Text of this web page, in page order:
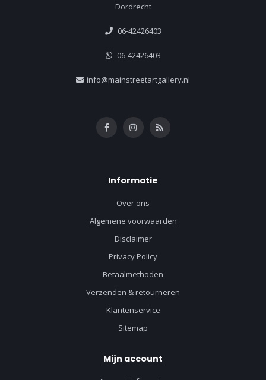
Dordrecht
06-42426403
06-42426403
info@mainstreetartgallery.nl
Informatie
Over ons
Algemene voorwaarden
Disclaimer
Privacy Policy
Betaalmethoden
Verzenden & retourneren
Klantenservice
Sitemap
Mijn account